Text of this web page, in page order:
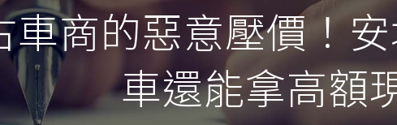
車商的惡意壓價！
車還能拿高額